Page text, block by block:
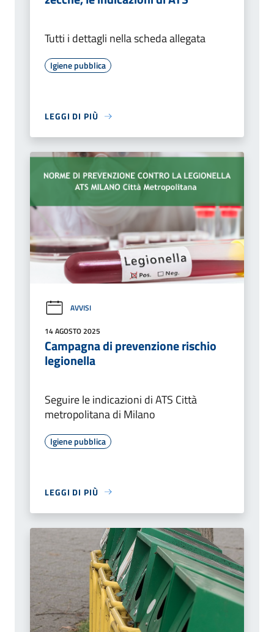
Tutti i dettagli nella scheda allegata
Igiene pubblica
LEGGI DI PIÙ
AVVISI
14 AGOSTO 2025
Campagna di prevenzione rischio
legionella
Seguire le indicazioni di ATS Città
metropolitana di Milano
Igiene pubblica
LEGGI DI PIÙ